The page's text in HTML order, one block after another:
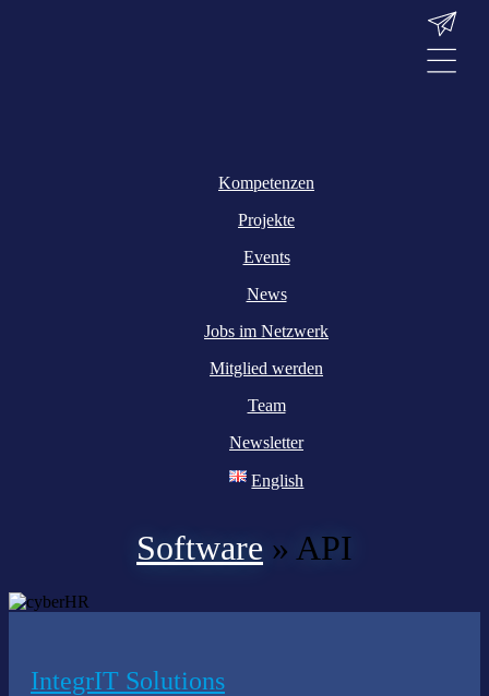
Kompetenzen
Projekte
Events
News
Jobs im Netzwerk
Mitglied werden
Team
Newsletter
English
Software » API
IntegrIT Solutions